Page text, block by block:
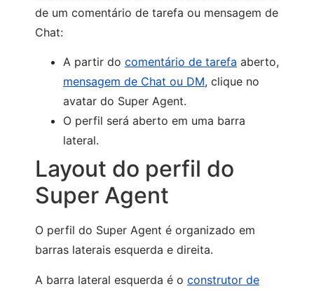
de um comentário de tarefa ou mensagem de
Chat:
A partir do comentário de tarefa aberto,
mensagem de Chat ou DM, clique no
avatar do Super Agent.
O perfil será aberto em uma barra
lateral.
Layout do perfil do
Super Agent
O perfil do Super Agent é organizado em
barras laterais esquerda e direita.
A barra lateral esquerda é o construtor de